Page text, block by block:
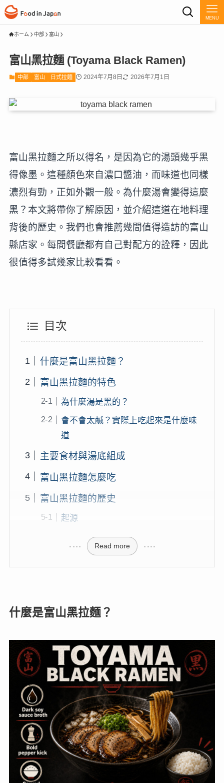
MENU
ホーム 中部 富山
富山黑拉麵 (Toyama Black Ramen)
中部 富山 日式拉麵 2024年7月8日 2026年7月1日
富山黑拉麵之所以得名，是因為它的湯頭幾乎黑
得像墨。這種顏色來自濃口醬油，而味道也同樣
濃烈有勁，正如外觀一般。為什麼湯會變得這麼
黑？本文將帶你了解原因，並介紹這道在地料理
背後的歷史。我們也會推薦幾間值得造訪的富山
縣店家。每間餐廳都有自己對配方的詮釋，因此
很值得多試幾家比較看看。
目次
什麼是富山黑拉麵？
富山黑拉麵的特色
為什麼湯是黑的？
會不會太鹹？實際上吃起來是什麼味
道
主要食材與湯底組成
富山黑拉麵怎麼吃
富山黑拉麵的歷史
起源
Read more
什麼是富山黑拉麵？